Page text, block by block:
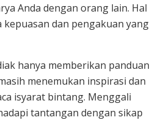
Anda dengan orang lain. Hal
kepuasan dan pengakuan yang
hanya memberikan panduan
menemukan inspirasi dan
isyarat bintang. Menggali
tantangan dengan sikap